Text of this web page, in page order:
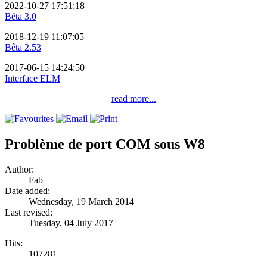
2022-10-27 17:51:18
Bêta 3.0
2018-12-19 11:07:05
Bêta 2.53
2017-06-15 14:24:50
Interface ELM
read more...
Problème de port COM sous W8
Author:
Fab
Date added:
Wednesday, 19 March 2014
Last revised:
Tuesday, 04 July 2017
Hits: